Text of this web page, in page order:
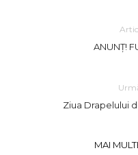
ANUNȚ!
Ziua Drapelului
MAI